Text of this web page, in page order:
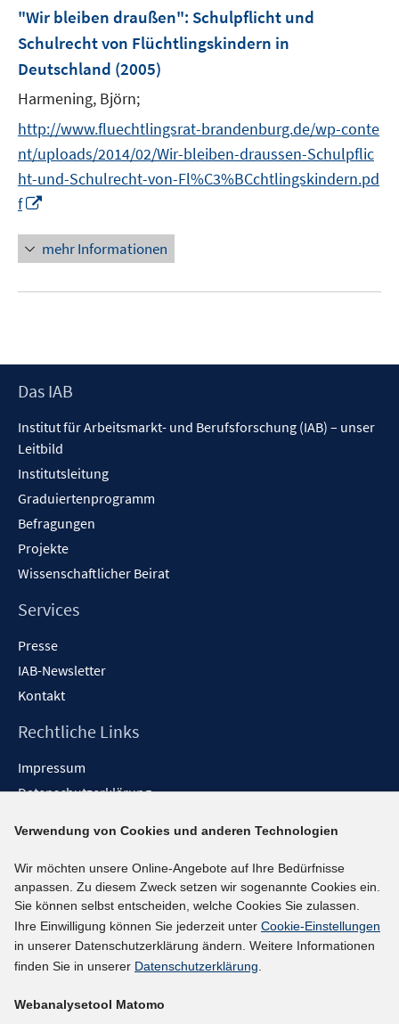
F
e
n
r
ö
f
e
n
"Wir bleiben draußen": Schulpflicht und
Schulrecht von Flüchtlingskindern in
Deutschland (2005)
Harmening, Björn;
http://www.fluechtlingsrat-brandenburg.de/wp-conte
nt/uploads/2014/02/Wir-bleiben-draussen-Schulpflic
ht-und-Schulrecht-von-Fl%C3%BCchtlingskindern.pd
f
n
e
u
n
t
e
r
ö
f
f
n
mehr Informationen
Footer
Das IAB
Institut für Arbeitsmarkt- und Berufsforschung (IAB) – unser
Leitbild
Institutsleitung
Graduiertenprogramm
Befragungen
Projekte
Wissenschaftlicher Beirat
Services
Presse
IAB-Newsletter
Kontakt
Rechtliche Links
Impressum
Datenschutzerklärung
Barrieren melden
Social-Media-Kanäle
BlueSky
YouTube
LinkedIn
kununu
Verwendung von Cookies und anderen Technologien
Wir möchten unsere Online-Angebote auf Ihre Bedürfnisse
anpassen. Zu diesem Zweck setzen wir sogenannte Cookies ein.
Sie können selbst entscheiden, welche Cookies Sie zulassen.
Ihre Einwilligung können Sie jederzeit unter Cookie-Einstellungen
in unserer Datenschutzerklärung ändern. Weitere Informationen
finden Sie in unserer Datenschutzerklärung.
Webanalysetool Matomo